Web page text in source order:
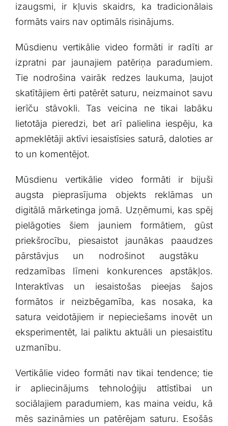
izaugsmi, ir kļuvis skaidrs,‌ ka tradicionālais⁣
formāts⁤ vairs nav optimāls risinājums.
Mūsdienu vertikālie ​video formāti ir radīti ⁣ar
izpratni par⁣ jaunajiem patēriņa​ paradumiem.
‍Tie ⁤nodrošina‌ vairāk redzes laukuma, ‍ļaujot
skatītājiem ‌ērti​ patērēt ‍saturu, ⁤neizmainot savu
⁤ierīču​ stāvokli. Tas veicina ne tikai ⁣labāku
⁢lietotāja‍ pieredzi, bet arī palielina ‌iespēju, ka
⁤apmeklētāji aktīvi iesaistīsies​ saturā, daloties⁣ ar
to ⁣un komentējot.
Mūsdienu vertikālie video formāti ir bijuši
augsta ⁣pieprasījuma⁢ objekts reklāmas ⁤un
digitālā mārketinga jomā. ⁢Uzņēmumi, kas spēj
pielāgoties šiem ‍jauniem ⁢formātiem, gūst
priekšrocību, piesaistot jaunākas paaudzes
⁢pārstāvjus ‌un​ nodrošinot augstāku ​
redzamības ⁤līmeni⁣ konkurences apstākļos.
⁢Interaktīvas un iesaistošas pieejas ​šajos
formātos ir neizbēgamība, kas nosaka, ka
satura veidotājiem ir‍ nepieciešams inovēt un
eksperimentēt,⁢ lai ‍paliktu aktuāli ​un piesaistītu
uzmanību.
Vertikālie video​ formāti nav ​tikai tendence; tie
ir‌ apliecinājums tehnoloģiju attīstībai un
sociālajiem paradumiem, kas maina veidu, kā
mēs sazināmies un patērējam​ saturu. Esošās